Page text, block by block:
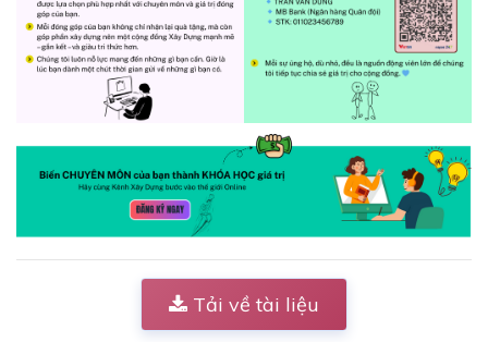
Tải về tài liệu